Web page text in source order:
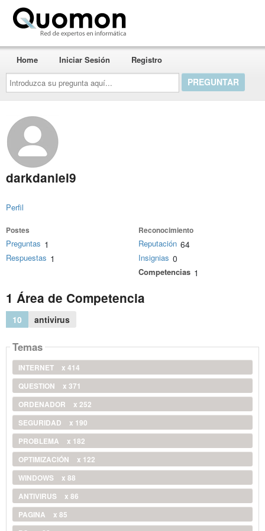
Introduzca
su
pregunta
aquí...
Home Iniciar Sesión Registro
darkdaniel9
Perfil
Postes
Preguntas 1
Respuestas 1
Reconocimiento
Reputación 64
Insignias 0
Competencias 1
1 Área de Competencia
10 antivirus
Temas
INTERNET
x 414
QUESTION
x 371
ORDENADOR
x 252
SEGURIDAD
x 190
PROBLEMA
x 182
OPTIMIZACIÓN
x 122
WINDOWS
x 88
ANTIVIRUS
x 86
PAGINA
x 85